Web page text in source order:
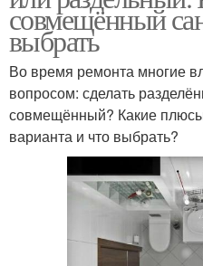
совмещённый
выбрать
Во время ремонта многие
вопросом: сделать
совмещённый? Какие
варианта и что выбрать?